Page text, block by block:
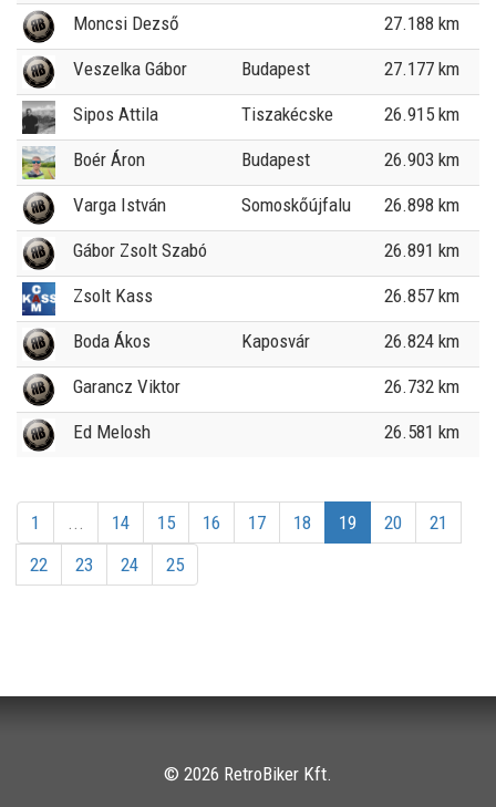
Moncsi Dezső 27.188 km
Veszelka Gábor Budapest 27.177 km
Sipos Attila Tiszakécske 26.915 km
Boér Áron Budapest 26.903 km
Varga István Somoskőújfalu 26.898 km
Gábor Zsolt Szabó 26.891 km
Zsolt Kass 26.857 km
Boda Ákos Kaposvár 26.824 km
Garancz Viktor 26.732 km
Ed Melosh 26.581 km
1 ... 14 15 16 17 18 19 20
21
22
23 24 25
© 2026 RetroBiker Kft.